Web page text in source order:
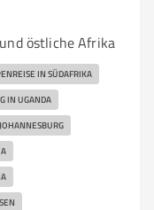
östliche Afrika
IN SÜDAFRIKA
IN UGANDA